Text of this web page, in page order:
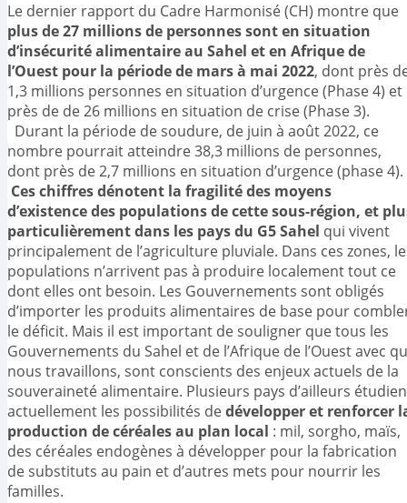
Le dernier rapport du Cadre Harmonisé (CH) montre que
plus de 27 millions de personnes sont en situation
d’insécurité alimentaire au Sahel et en Afrique de
l’Ouest pour la période de mars à mai 2022, dont près
1,3 millions personnes en situation d’urgence (Phase 4) et
près de de 26 millions en situation de crise (Phase 3).
Durant la période de soudure, de juin à août 2022, ce
nombre pourrait atteindre 38,3 millions de personnes,
dont près de 2,7 millions en situation d’urgence (phase 4).
Ces chiffres dénotent la fragilité des moyens
d’existence des populations de cette sous-région, et
particulièrement dans les pays du G5 Sahel qui vivent
principalement de l’agriculture pluviale. Dans ces zones,
populations n’arrivent pas à produire localement tout ce
dont elles ont besoin. Les Gouvernements sont obligés
d’importer les produits alimentaires de base pour
le déficit. Mais il est important de souligner que tous les
Gouvernements du Sahel et de l’Afrique de l’Ouest avec
nous travaillons, sont conscients des enjeux actuels de la
souveraineté alimentaire. Plusieurs pays d’ailleurs
actuellement les possibilités dedévelopper et renforcer
production de céréales au plan local : mil, sorgho, maïs,
des céréales endogènes à développer pour la fabrication
de substituts au pain et d’autres mets pour nourrir les
familles.